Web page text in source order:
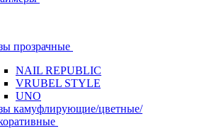
прозрачные
NAIL REPUBLIC
VRUBEL STYLE
UNO
камуфлирующие/цветные/